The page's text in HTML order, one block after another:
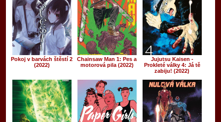
Pokoj v barvách štěstí 2
(2022)
Chainsaw Man 1: Pes a
motorová pila (2022)
Jujutsu Kaisen -
Prokleté války 4: Já tě
zabiju! (2022)